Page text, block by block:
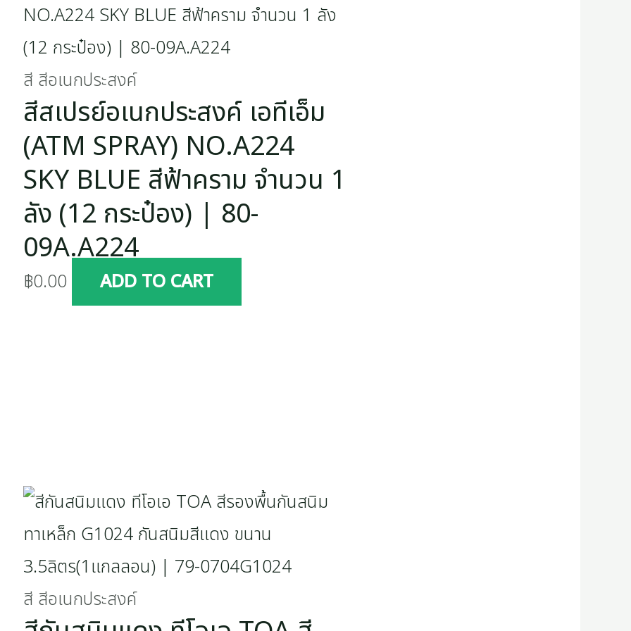
สี สีอเนกประสงค์
สีสเปรย์อเนกประสงค์ เอทีเอ็ม
(ATM SPRAY) NO.A224
SKY BLUE สีฟ้าคราม จำนวน 1
ลัง (12 กระป๋อง) | 80-
09A.A224
฿0.00 ADD TO CART
สี สีอเนกประสงค์